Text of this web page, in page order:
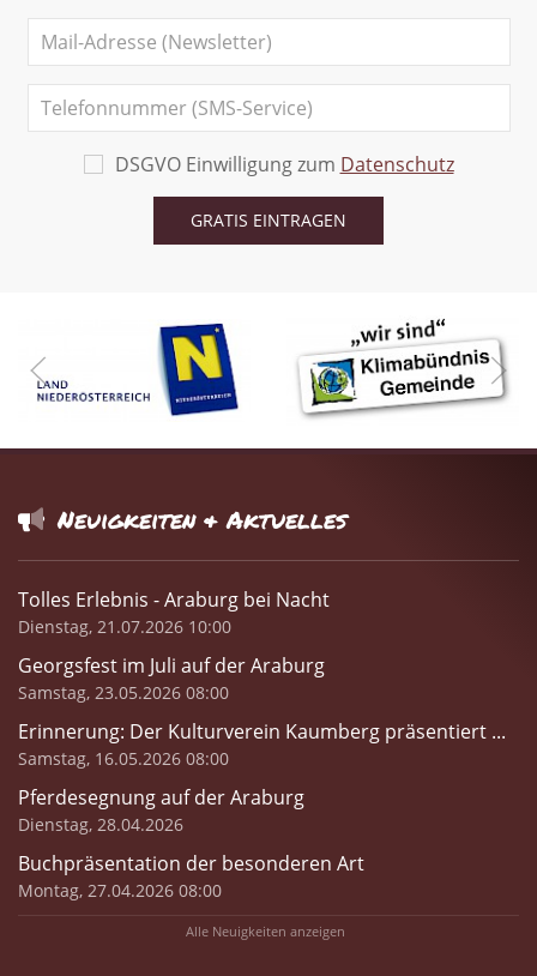
DSGVO Einwilligung zum Datenschutz
Neuigkeiten & Aktuelles
Tolles Erlebnis - Araburg bei Nacht
Dienstag, 21.07.2026 10:00
Georgsfest im Juli auf der Araburg
Samstag, 23.05.2026 08:00
Erinnerung: Der Kulturverein Kaumberg präsentiert ...
Samstag, 16.05.2026 08:00
Pferdesegnung auf der Araburg
Dienstag, 28.04.2026
Buchpräsentation der besonderen Art
Montag, 27.04.2026 08:00
Alle Neuigkeiten anzeigen